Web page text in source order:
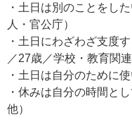
・土日は別のことをし
人・官公庁）
・土日にわざわざ支度
／27歳／学校・教育関連
・土日は自分のために
・休みは自分の時間と
他）